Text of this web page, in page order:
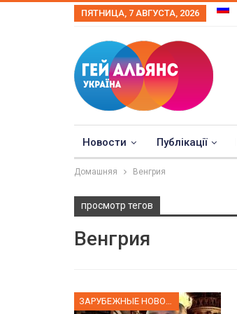
ПЯТНИЦА, 7 АВГУСТА, 2026
Новости Публікації
Домашняя Венгрия
просмотр тегов
Венгрия